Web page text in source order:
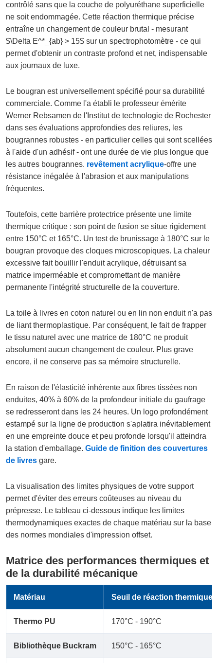
contrôlé sans que la couche de polyuréthane superficielle
ne soit endommagée. Cette réaction thermique précise
entraîne un changement de couleur brutal - mesurant
$\Delta E^*_{ab} > 15$ sur un spectrophotomètre - ce qui
permet d'obtenir un contraste profond et net, indispensable
aux journaux de luxe.
Le bougran est universellement spécifié pour sa durabilité
commerciale. Comme l'a établi le professeur émérite
Werner Rebsamen de l'Institut de technologie de Rochester
dans ses évaluations approfondies des reliures, les
bougrannes robustes - en particulier celles qui sont scellées
à l'aide d'un adhésif - ont une durée de vie plus longue que
les autres bougrannes. revêtement acrylique-offre une
résistance inégalée à l'abrasion et aux manipulations
fréquentes.
Toutefois, cette barrière protectrice présente une limite
thermique critique : son point de fusion se situe rigidement
entre 150°C et 165°C. Un test de brunissage à 180°C sur le
bougran provoque des cloques microscopiques. La chaleur
excessive fait bouillir l'enduit acrylique, détruisant sa
matrice imperméable et compromettant de manière
permanente l'intégrité structurelle de la couverture.
La toile à livres en coton naturel ou en lin non enduit n'a pas
de liant thermoplastique. Par conséquent, le fait de frapper
le tissu naturel avec une matrice de 180°C ne produit
absolument aucun changement de couleur. Plus grave
encore, il ne conserve pas sa mémoire structurelle.
En raison de l'élasticité inhérente aux fibres tissées non
enduites, 40% à 60% de la profondeur initiale du gaufrage
se redresseront dans les 24 heures. Un logo profondément
estampé sur la ligne de production s'aplatira inévitablement
en une empreinte douce et peu profonde lorsqu'il atteindra
la station d'emballage. Guide de finition des couvertures
de livres gare.
La visualisation des limites physiques de votre support
permet d'éviter des erreurs coûteuses au niveau du
prépresse. Le tableau ci-dessous indique les limites
thermodynamiques exactes de chaque matériau sur la base
des normes mondiales d'impression offset.
Matrice des performances thermiques et
de la durabilité mécanique
Matériau Seuil de réaction thermique
Thermo PU 170°C - 190°C
Bibliothèque Buckram 150°C - 165°C